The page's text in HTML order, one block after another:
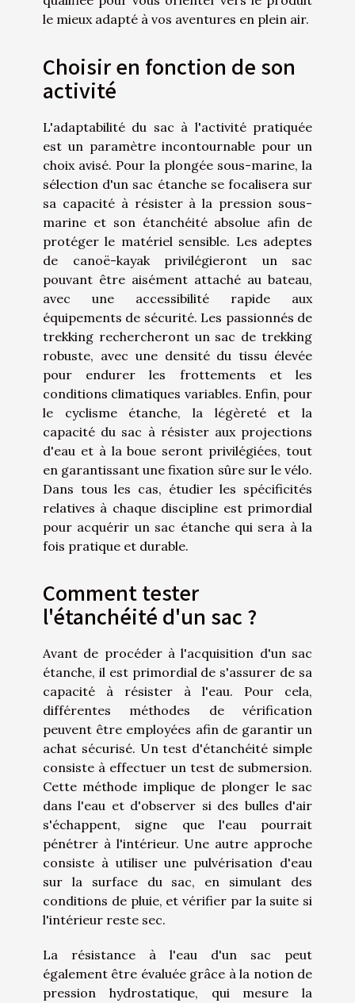
le mieux adapté à vos aventures en plein air.
Choisir en fonction de son
activité
L'adaptabilité du sac à l'activité pratiquée
est un paramètre incontournable pour un
choix avisé. Pour la plongée sous-marine, la
sélection d'un sac étanche se focalisera sur
sa capacité à résister à la pression sous-
marine et son étanchéité absolue afin de
protéger le matériel sensible. Les adeptes
de canoë-kayak privilégieront un sac
pouvant être aisément attaché au bateau,
avec une accessibilité rapide aux
équipements de sécurité. Les passionnés de
trekking rechercheront un sac de trekking
robuste, avec une densité du tissu élevée
pour endurer les frottements et les
conditions climatiques variables. Enfin, pour
le cyclisme étanche, la légèreté et la
capacité du sac à résister aux projections
d'eau et à la boue seront privilégiées, tout
en garantissant une fixation sûre sur le vélo.
Dans tous les cas, étudier les spécificités
relatives à chaque discipline est primordial
pour acquérir un sac étanche qui sera à la
fois pratique et durable.
Comment tester
l'étanchéité d'un sac ?
Avant de procéder à l'acquisition d'un sac
étanche, il est primordial de s'assurer de sa
capacité à résister à l'eau. Pour cela,
différentes méthodes de vérification
peuvent être employées afin de garantir un
achat sécurisé. Un test d'étanchéité simple
consiste à effectuer un test de submersion.
Cette méthode implique de plonger le sac
dans l'eau et d'observer si des bulles d'air
s'échappent, signe que l'eau pourrait
pénétrer à l'intérieur. Une autre approche
consiste à utiliser une pulvérisation d'eau
sur la surface du sac, en simulant des
conditions de pluie, et vérifier par la suite si
l'intérieur reste sec.
La résistance à l'eau d'un sac peut
également être évaluée grâce à la notion de
pression hydrostatique, qui mesure la